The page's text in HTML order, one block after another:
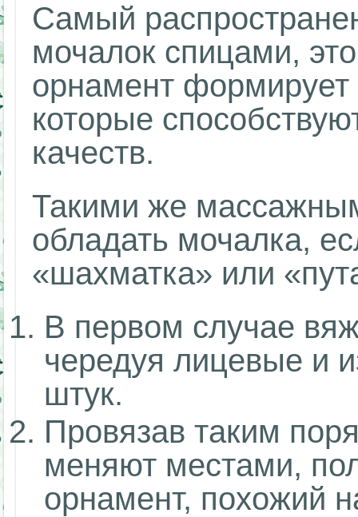
Самый
мочалок спицами,
орнамент
которые
качеств.
Такими же
обладать мочалка,
«шахматка» или
В первом случае
чередуя лицевые и
штук.
Провязав таким
меняют местами,
орнамент, похожий